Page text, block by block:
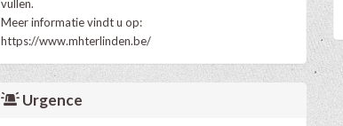
vullen.
Meer informatie vindt u op:
https://www.mhterlinden.be/
Urgence